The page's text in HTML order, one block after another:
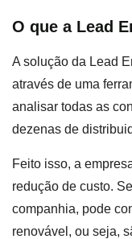
O que a Lead
A solução da Lead
através de uma
analisar todas as
dezenas de
Feito isso, a
redução de custo.
companhia, pode
renovável, ou seja,